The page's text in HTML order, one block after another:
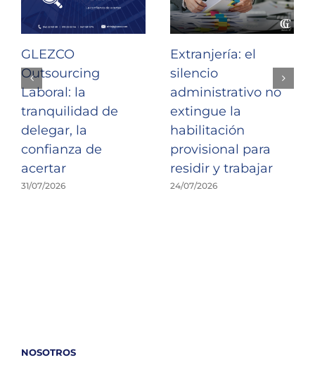
GLEZCO
Outsourcing
Laboral: la
tranquilidad de
delegar, la
confianza de
acertar
31/07/2026
Extranjería: el
silencio
administrativo no
extingue la
habilitación
provisional para
residir y trabajar
24/07/2026
NOSOTROS